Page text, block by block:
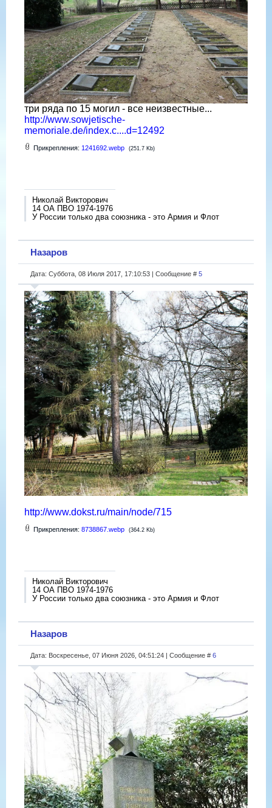
три ряда по 15 могил - все неизвестные...
http://www.sowjetische-
memoriale.de/index.c....d=12492
Прикрепления: 1241692.webp (251.7 Kb)
Николай Викторович
14 ОА ПВО 1974-1976
У России только два союзника - это Армия и Флот
Назаров
Дата: Суббота, 08 Июля 2017, 17:10:53 | Сообщение # 5
http://www.dokst.ru/main/node/715
Прикрепления: 8738867.webp (364.2 Kb)
Николай Викторович
14 ОА ПВО 1974-1976
У России только два союзника - это Армия и Флот
Назаров
Дата: Воскресенье, 07 Июня 2026, 04:51:24 | Сообщение # 6